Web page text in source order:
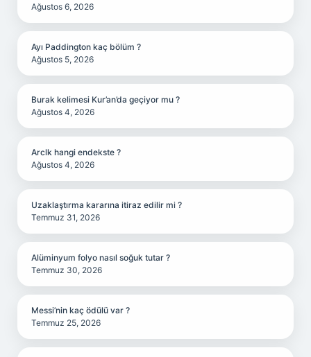
Ağustos 6, 2026
Ayı Paddington kaç bölüm ?
Ağustos 5, 2026
Burak kelimesi Kur’an’da geçiyor mu ?
Ağustos 4, 2026
Arclk hangi endekste ?
Ağustos 4, 2026
Uzaklaştırma kararına itiraz edilir mi ?
Temmuz 31, 2026
Alüminyum folyo nasıl soğuk tutar ?
Temmuz 30, 2026
Messi’nin kaç ödülü var ?
Temmuz 25, 2026